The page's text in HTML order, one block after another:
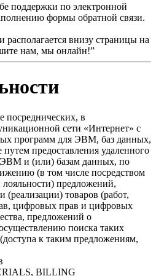
поддержки по электронной
формы обратной связи.
располагается внизу страницы на
нам, мы онлайн!”
посреднических, в
сети «Интернет» с
программ для ЭВМ, баз данных,
предоставления удаленного
ЭВМ и (или) базам данных, по
(в том числе посредством
предложений,
(реализации) товаров (работ,
цифровых прав и цифровых
предложений о
поиска таких
к таким предложениям,
BILLING